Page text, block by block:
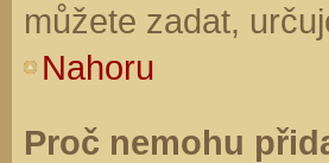
můžete zadat,
Nahoru
Proč nemohu